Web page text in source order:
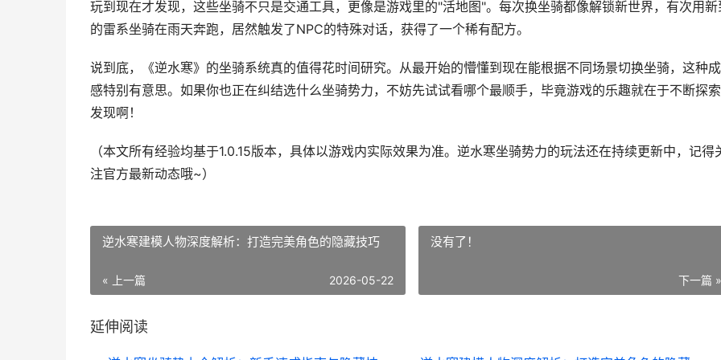
玩到现在才发现，这些坐骑不只是交通工具，更像是游戏里的"活地图"。每次换坐骑都像解锁新世界，有次用新
的雷系坐骑在雨天奔跑，居然触发了NPC的特殊对话，获得了一个稀有配方。
说到底，《逆水寒》的坐骑系统真的值得花时间研究。从最开始的懵懂到现在能根据不同场景切换坐骑，这种
感特别有意思。如果你也正在纠结选什么坐骑势力，不妨先试试看哪个最顺手，毕竟游戏的乐趣就在于不断探
发现啊！
（本文所有经验均基于1.0.15版本，具体以游戏内实际效果为准。逆水寒坐骑势力的玩法还在持续更新中，记得
注官方最新动态哦~）
逆水寒建模人物深度解析：打造完美角色的隐藏技巧
« 上一篇 2026-05-22
没有了！
下一篇 »
延伸阅读